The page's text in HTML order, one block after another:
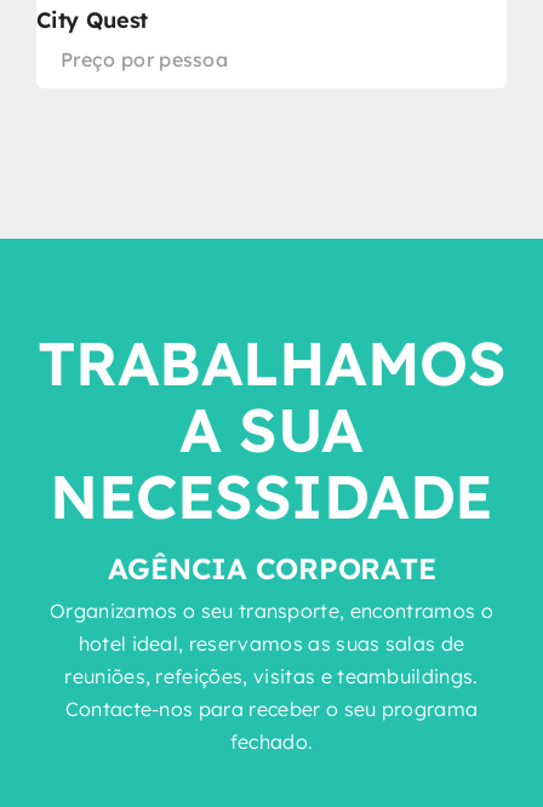
City Quest
Preço por pessoa
TRABALHAMOS
A SUA
NECESSIDADE
AGÊNCIA CORPORATE
Organizamos o seu transporte, encontramos o
hotel ideal, reservamos as suas salas de
reuniões, refeições, visitas e teambuildings.
Contacte-nos para receber o seu programa
fechado.